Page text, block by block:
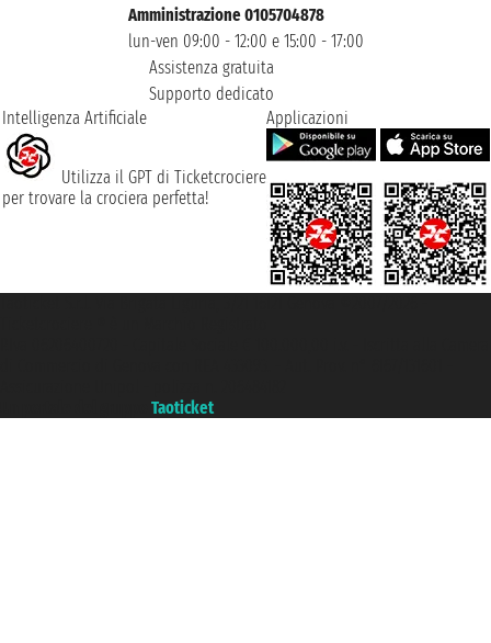
Amministrazione 0105704878
lun-ven 09:00 - 12:00 e 15:00 - 17:00
Assistenza gratuita
Supporto dedicato
Intelligenza Artificiale
Utilizza il GPT di Ticketcrociere
per trovare la crociera perfetta!
Applicazioni
Taoticket